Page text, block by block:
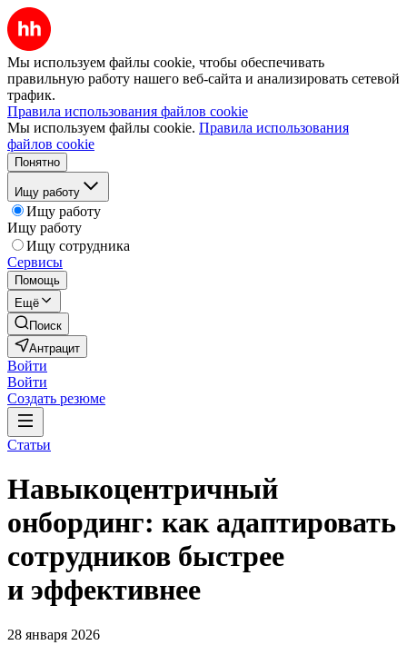
Мы используем файлы cookie, чтобы обеспечивать
правильную работу нашего веб-сайта и анализировать сетевой
трафик.
Правила использования файлов cookie
Мы используем файлы cookie. Правила использования
файлов cookie
Понятно
Ищу работу
Ищу работу
Ищу работу
Ищу сотрудника
Сервисы
Помощь
Ещё
Поиск
Антрацит
Войти
Войти
Создать резюме
Статьи
Навыкоцентричный
онбординг: как адаптировать
сотрудников быстрее
и эффективнее
28 января 2026